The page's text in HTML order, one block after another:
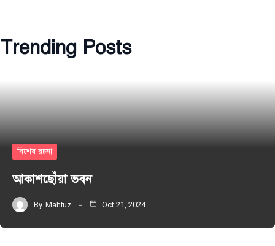
Trending Posts
বিশেষ রচনা
আকাশছোঁয়া ভবন
By Mahfuz Oct 21, 2024